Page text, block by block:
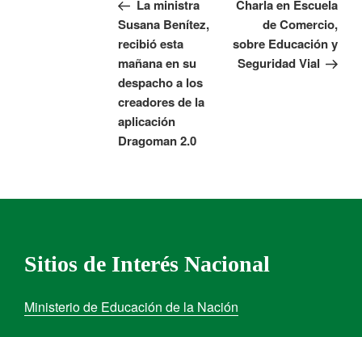
La ministra
Susana Benítez,
recibió esta
mañana en su
despacho a los
creadores de la
aplicación
Dragoman 2.0
Charla en Escuela
de Comercio,
sobre Educación y
Seguridad Vial
Sitios de Interés Nacional
Ministerio de Educación de la Nación